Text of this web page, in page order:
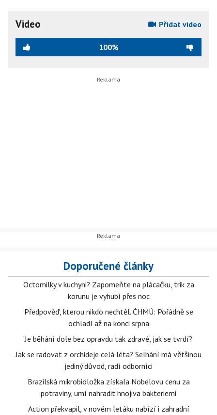
Video Přidat video
100%
Doporučené články
Octomilky v kuchyni? Zapomeňte na plácačku, trik za
korunu je vyhubí přes noc
Předpověď, kterou nikdo nechtěl. ČHMÚ: Pořádně se
ochladí až na konci srpna
Je běhání dole bez opravdu tak zdravé, jak se tvrdí?
Jak se radovat z orchideje celá léta? Selhání má většinou
jediný důvod, radí odborníci
Brazilská mikrobioložka získala Nobelovu cenu za
potraviny, umí nahradit hnojiva bakteriemi
Action překvapil, v novém letáku nabízí i zahradní